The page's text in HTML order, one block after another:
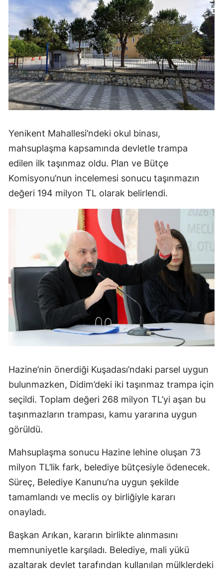
Yenikent Mahallesi’ndeki okul binası,
mahsuplaşma kapsamında devletle trampa
edilen ilk taşınmaz oldu. Plan ve Bütçe
Komisyonu’nun incelemesi sonucu taşınmazın
değeri 194 milyon TL olarak belirlendi.
Hazine’nin önerdiği Kuşadası’ndaki parsel uygun
bulunmazken, Didim’deki iki taşınmaz trampa için
seçildi. Toplam değeri 268 milyon TL’yi aşan bu
taşınmazların trampası, kamu yararına uygun
görüldü.
Mahsuplaşma sonucu Hazine lehine oluşan 73
milyon TL’lik fark, belediye bütçesiyle ödenecek.
Süreç, Belediye Kanunu’na uygun şekilde
tamamlandı ve meclis oy birliğiyle kararı
onayladı.
Başkan Arıkan, kararın birlikte alınmasını
memnuniyetle karşıladı. Belediye, mali yükü
azaltarak devlet tarafından kullanılan mülklerdeki